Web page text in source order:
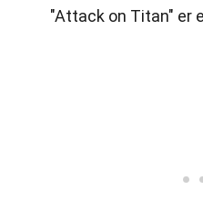
"Attack on Titan" er